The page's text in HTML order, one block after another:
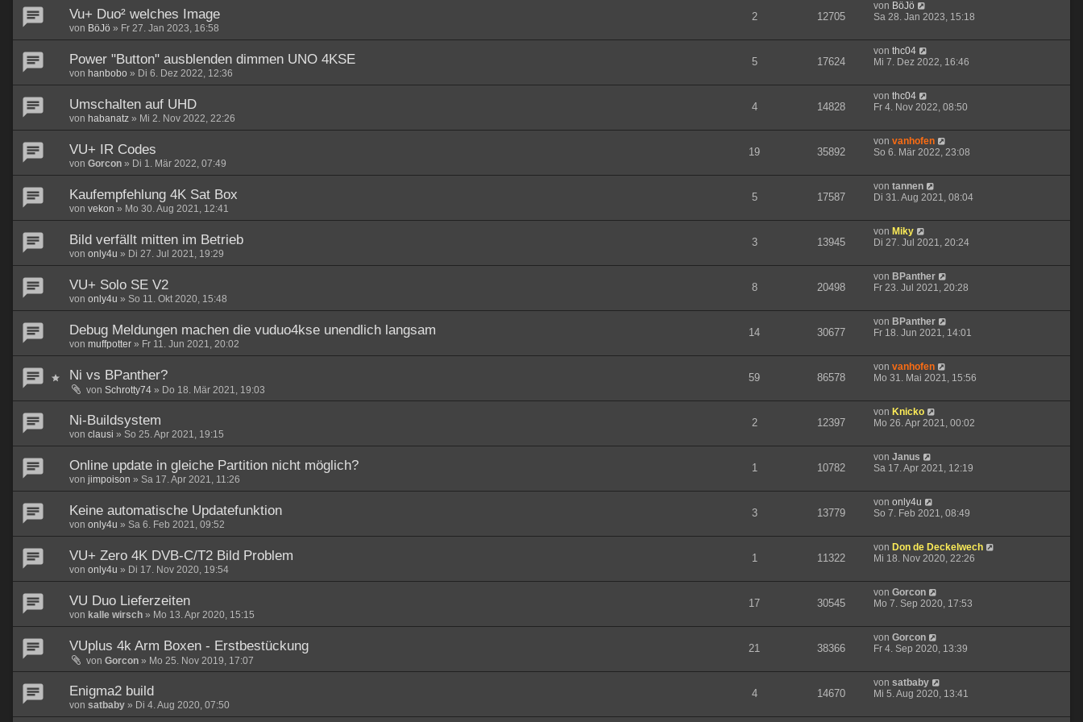
Vu+ Duo² welches Image
von BöJö » Fr 27. Jan 2023, 16:58
2 12705
von BöJö
Sa 28. Jan 2023, 15:18
Power "Button" ausblenden dimmen UNO 4KSE
von hanbobo » Di 6. Dez 2022, 12:36
5 17624
von thc04
Mi 7. Dez 2022, 16:46
Umschalten auf UHD
von habanatz » Mi 2. Nov 2022, 22:26
4 14828
von thc04
Fr 4. Nov 2022, 08:50
VU+ IR Codes
von Gorcon » Di 1. Mär 2022, 07:49
19 35892
von vanhofen
So 6. Mär 2022, 23:08
Kaufempfehlung 4K Sat Box
von vekon » Mo 30. Aug 2021, 12:41
5 17587
von tannen
Di 31. Aug 2021, 08:04
Bild verfällt mitten im Betrieb
von only4u » Di 27. Jul 2021, 19:29
3 13945
von Miky
Di 27. Jul 2021, 20:24
VU+ Solo SE V2
von only4u » So 11. Okt 2020, 15:48
8 20498
von BPanther
Fr 23. Jul 2021, 20:28
Debug Meldungen machen die vuduo4kse unendlich langsam
von muffpotter » Fr 11. Jun 2021, 20:02
14 30677
von BPanther
Fr 18. Jun 2021, 14:01
Ni vs BPanther?
von Schrotty74 » Do 18. Mär 2021, 19:03
59 86578
von vanhofen
Mo 31. Mai 2021, 15:56
Ni-Buildsystem
von clausi » So 25. Apr 2021, 19:15
2 12397
von Knicko
Mo 26. Apr 2021, 00:02
Online update in gleiche Partition nicht möglich?
von jimpoison » Sa 17. Apr 2021, 11:26
1 10782
von Janus
Sa 17. Apr 2021, 12:19
Keine automatische Updatefunktion
von only4u » Sa 6. Feb 2021, 09:52
3 13779
von only4u
So 7. Feb 2021, 08:49
VU+ Zero 4K DVB-C/T2 Bild Problem
von only4u » Di 17. Nov 2020, 19:54
1 11322
von Don de Deckelwech
Mi 18. Nov 2020, 22:26
VU Duo Lieferzeiten
von kalle wirsch » Mo 13. Apr 2020, 15:15
17 30545
von Gorcon
Mo 7. Sep 2020, 17:53
VUplus 4k Arm Boxen - Erstbestückung
von Gorcon » Mo 25. Nov 2019, 17:07
21 38366
von Gorcon
Fr 4. Sep 2020, 13:39
Enigma2 build
von satbaby » Di 4. Aug 2020, 07:50
4 14670
von satbaby
Mi 5. Aug 2020, 13:41